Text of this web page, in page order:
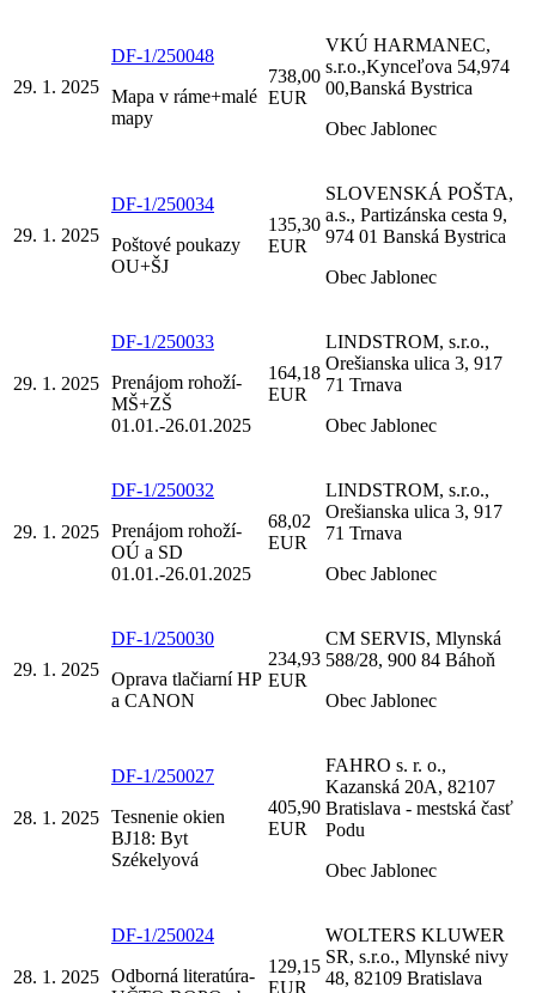
29. 1. 2025
DF-1/250048
Mapa v ráme+malé
mapy
738,00
EUR
VKÚ HARMANEC,
s.r.o.,Kynceľova 54,974
00,Banská Bystrica
Obec Jablonec
29. 1. 2025
DF-1/250034
Poštové poukazy
OU+ŠJ
135,30
EUR
SLOVENSKÁ POŠTA,
a.s., Partizánska cesta 9,
974 01 Banská Bystrica
Obec Jablonec
29. 1. 2025
DF-1/250033
Prenájom rohoží-
MŠ+ZŠ
01.01.-26.01.2025
164,18
EUR
LINDSTROM, s.r.o.,
Orešianska ulica 3, 917
71 Trnava
Obec Jablonec
29. 1. 2025
DF-1/250032
Prenájom rohoží-
OÚ a SD
01.01.-26.01.2025
68,02
EUR
LINDSTROM, s.r.o.,
Orešianska ulica 3, 917
71 Trnava
Obec Jablonec
29. 1. 2025
DF-1/250030
Oprava tlačiarní HP
a CANON
234,93
EUR
CM SERVIS, Mlynská
588/28, 900 84 Báhoň
Obec Jablonec
28. 1. 2025
DF-1/250027
Tesnenie okien
BJ18: Byt
Székelyová
405,90
EUR
FAHRO s. r. o.,
Kazanská 20A, 82107
Bratislava - mestská časť
Podu
Obec Jablonec
28. 1. 2025
DF-1/250024
Odborná literatúra-
129,15
EUR
WOLTERS KLUWER
SR, s.r.o., Mlynské nivy
48, 82109 Bratislava